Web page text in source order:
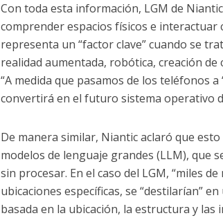
Con toda esta información, LGM de
comprender espacios físicos e interactuar
representa un “factor clave” cuando se
realidad aumentada, robótica, creación
“A medida que pasamos de los teléfonos
convertirá en el futuro sistema operativo
De manera similar, Niantic aclaró que
modelos de lenguaje grandes (LLM), que
sin procesar. En el caso del LGM, “miles
ubicaciones específicas, se “destilarían”
basada en la ubicación, la estructura y las